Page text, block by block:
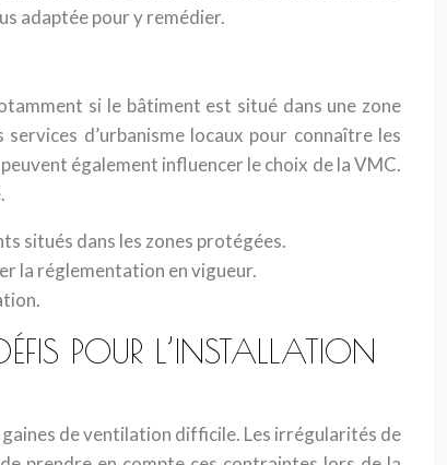
adaptée pour y remédier.
si le bâtiment est situé dans une zone
d’urbanisme locaux pour connaître les
également influencer le choix de la VMC.
situés dans les zones protégées.
la réglementation en vigueur.
POUR L’INSTALLATION
de ventilation difficile. Les irrégularités de